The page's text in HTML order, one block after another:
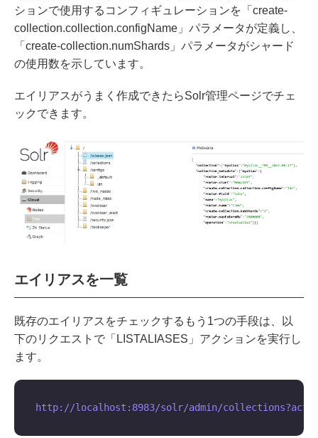
ションで使用するコンフィギュレーションを「create-
collection.collection.configName」パラメータが定義し、
「create-collection.numShards」パラメータがシャード
の使用数を示しています。
エイリアスがうまく作成できたらSolr管理ページでチェ
ックできます。
エイリアスを一覧
既存のエイリアスをチェックするもう1つの手段は、以
下のリクエストで「LISTALIASES」アクションを実行し
ます。